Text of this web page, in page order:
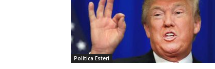
Politica Esteri